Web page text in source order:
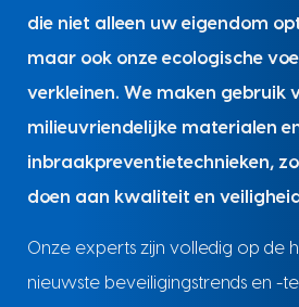
die niet alleen uw eigendom
maar ook onze ecologische
verkleinen. We maken gebruik
milieuvriendelijke materialen
inbraakpreventietechnieken,
doen aan kwaliteit en
Onze experts zijn volledig op de
nieuwste beveiligingstrends en -